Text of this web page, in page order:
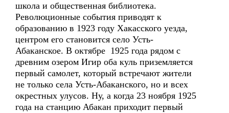
школа и общественная библиотека.
Революционные события приводят к
образованию в 1923 году Хакасского уезда,
центром его становится село Усть-
Абаканское. В октябре 1925 года рядом с
древним озером Игир оба куль приземляется
первый самолет, который встречают жители
не только села Усть-Абаканского, но и всех
окрестных улусов. Ну, а когда 23 ноября 1925
года на станцию Абакан приходит первый